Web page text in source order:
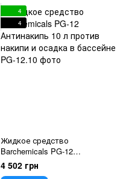
4
4
Жидкое средство
Barchemicals PG-12
Антинакипь 10 л против
накипи и осадка в бассейне
4 502 грн